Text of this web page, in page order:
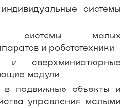
системы
системы малых
и робототехники
и сверхминиатюрные
модули
в подвижные объекты и
управления малыми